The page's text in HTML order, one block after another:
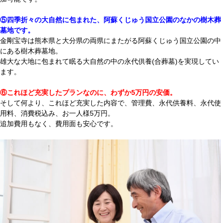
⑤四季折々の大自然に包まれた、阿蘇くじゅう国立公園のなかの樹木葬
墓地です。
金剛宝寺は熊本県と大分県の両県にまたがる阿蘇くじゅう国立公園の中
にある樹木葬墓地。
雄大な大地に包まれて眠る大自然の中の永代供養(合葬墓)を実現してい
ます。
⑥これほど充実したプランなのに、わずか5万円の安価。
そして何より、これほど充実した内容で、管理費、永代供養料、永代使
用料、消費税込み、お一人様5万円。
追加費用もなく、費用面も安心です。